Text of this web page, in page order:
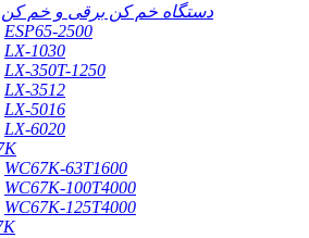
دستگاه خم کن برقی و خم کن
ESP65-2500
LX-1030
LX-350T-1250
LX-3512
LX-5016
LX-6020
WC67K-63T1600
WC67K-100T4000
WC67K-125T4000